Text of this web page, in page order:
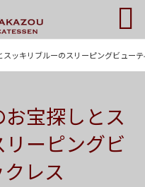

ッキリブルーのスリーピングビュー
宝探しとス
ーピングビ
レス